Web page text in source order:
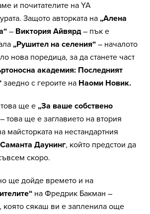
и почитателите на YA
Защото авторката на „Алена
– Виктория Айвярд– пък е
„Рушител на селения“ – началото
нова поредица, за да станете част
академия: Последният
заедно с героите на Наоми Новик.
ще е„За ваше собствено
– това ще е заглавието на втория
майсторката на нестандартния
Саманта Даунинг, който предстои да
скоро.
ще дойде времето и на
на Фредрик Бакман –
която сякаш ви е запленила още